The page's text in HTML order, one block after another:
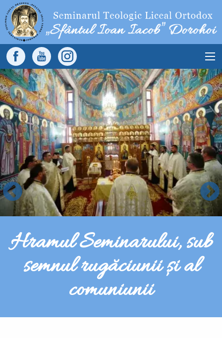
Sari la conținutul principal
Main
navigation
Hramul Seminarului, sub
semnul rugăciunii și al
comuniunii